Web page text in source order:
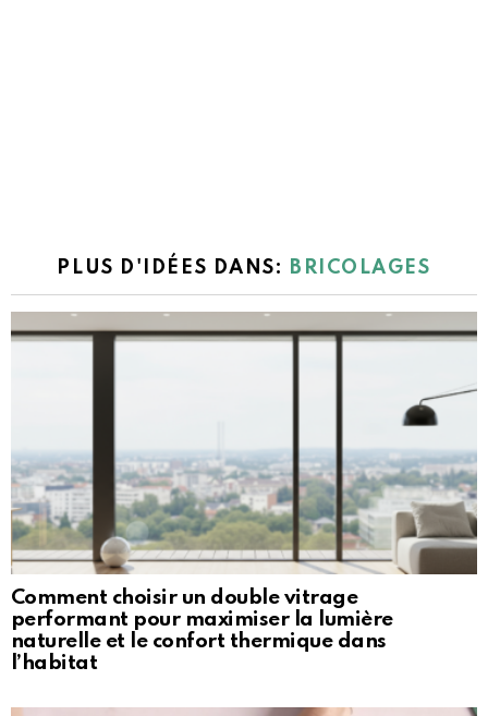
PLUS D'IDÉES DANS: BRICOLAGES
Comment choisir un double vitrage
performant pour maximiser la lumière
naturelle et le confort thermique dans
l’habitat